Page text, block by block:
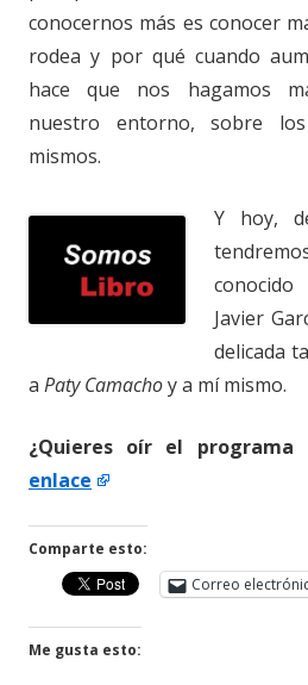
conocernos más es conocer
rodea y por qué cuando
hace que nos hagamos
nuestro entorno, sobre
mismos.
Y hoy,
Javier
delicada
a Paty Camachoy a mí mismo.
¿Quieres oír el programa
enlace
Comparte esto:
Correo
Me gusta esto: